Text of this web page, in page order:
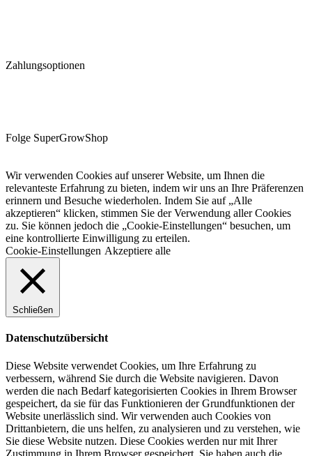
Zahlungsoptionen
Folge SuperGrowShop
Wir verwenden Cookies auf unserer Website, um Ihnen die
relevanteste Erfahrung zu bieten, indem wir uns an Ihre Präferenzen
erinnern und Besuche wiederholen. Indem Sie auf „Alle
akzeptieren“ klicken, stimmen Sie der Verwendung aller Cookies
zu. Sie können jedoch die „Cookie-Einstellungen“ besuchen, um
eine kontrollierte Einwilligung zu erteilen.
Cookie-Einstellungen Akzeptiere alle
Schließen
Datenschutzübersicht
Diese Website verwendet Cookies, um Ihre Erfahrung zu
verbessern, während Sie durch die Website navigieren. Davon
werden die nach Bedarf kategorisierten Cookies in Ihrem Browser
gespeichert, da sie für das Funktionieren der Grundfunktionen der
Website unerlässlich sind. Wir verwenden auch Cookies von
Drittanbietern, die uns helfen, zu analysieren und zu verstehen, wie
Sie diese Website nutzen. Diese Cookies werden nur mit Ihrer
Zustimmung in Ihrem Browser gespeichert. Sie haben auch die